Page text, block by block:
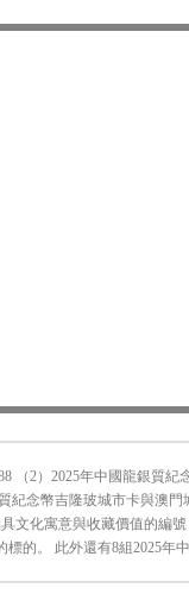
（2）2025年中國龍銀質
念幣吉隆玻城市卡與澳
具文化寓意與收藏價值的
的。 此外還有8組2025